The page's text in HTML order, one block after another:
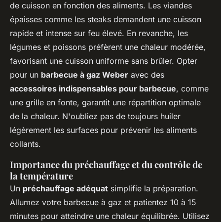
de cuisson en fonction des aliments. Les viandes
épaisses comme les steaks demandent une cuisson
rapide et intense sur feu élevé. En revanche, les
légumes et poissons préfèrent une chaleur modérée,
favorisant une cuisson uniforme sans brûler. Opter
pour un barbecue à gaz Weber avec des
accessoires indispensables pour barbecue, comme
une grille en fonte, garantit une répartition optimale
de la chaleur. N'oubliez pas de toujours huiler
légèrement les surfaces pour prévenir les aliments
collants.
Importance du préchauffage et du contrôle de
la température
Un préchauffage adéquat simplifie la préparation.
Allumez votre barbecue à gaz et patientez 10 à 15
minutes pour atteindre une chaleur équilibrée. Utilisez